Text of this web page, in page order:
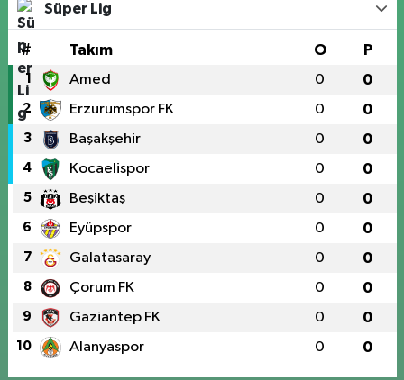
Süper Lig
# Takım O P
1 Amed 0 0
2 Erzurumspor FK 0 0
3 Başakşehir 0 0
4 Kocaelispor 0 0
5 Beşiktaş 0 0
6 Eyüpspor 0 0
7 Galatasaray 0 0
8 Çorum FK 0 0
9 Gaziantep FK 0 0
10 Alanyaspor 0 0